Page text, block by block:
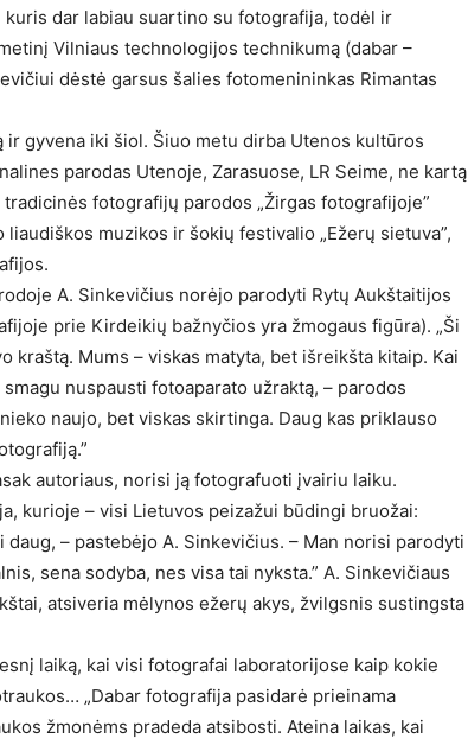
dar labiau suartino su fotografija, todėl ir
Vilniaus technologijos technikumą (dabar –
dėstė garsus šalies fotomenininkas Rimantas
gyvena iki šiol. Šiuo metu dirba Utenos kultūros
parodas Utenoje, Zarasuose, LR Seime, ne kartą
fotografijų parodos „Žirgas fotografijoje”
muzikos ir šokių festivalio „Ežerų sietuva”,
A. Sinkevičius norėjo parodyti Rytų Aukštaitijos
prie Kirdeikių bažnyčios yra žmogaus figūra). „Ši
kraštą. Mums – viskas matyta, bet išreikšta kitaip. Kai
nuspausti fotoaparato užraktą, – parodos
naujo, bet viskas skirtinga. Daug kas priklauso
autoriaus, norisi ją fotografuoti įvairiu laiku.
kurioje – visi Lietuvos peizažui būdingi bruožai:
– pastebėjo A. Sinkevičius. – Man norisi parodyti
sena sodyba, nes visa tai nyksta.” A. Sinkevičiaus
atsiveria mėlynos ežerų akys, žvilgsnis sustingsta
laiką, kai visi fotografai laboratorijose kaip kokie
„Dabar fotografija pasidarė prieinama
žmonėms pradeda atsibosti. Ateina laikas, kai